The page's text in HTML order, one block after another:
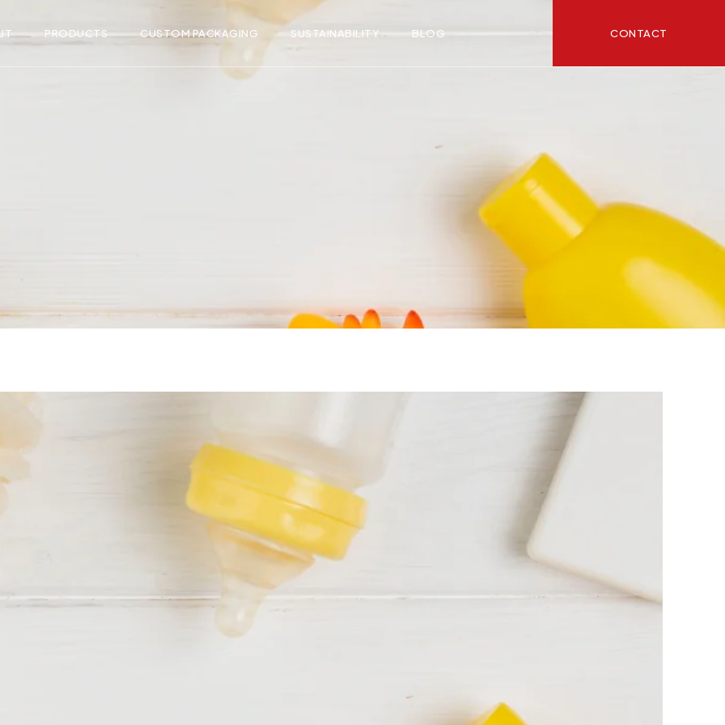
PRODUCTS CUSTOM PACKAGING SUSTAINABILITY BLOG CONTACT